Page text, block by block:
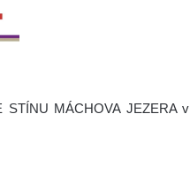
MÁCHOVA JEZERA v